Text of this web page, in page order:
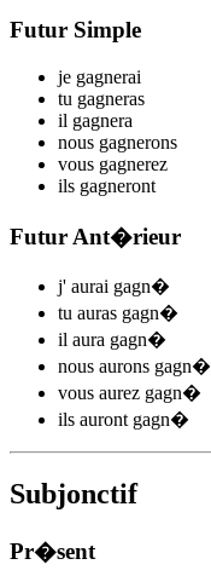
Futur Simple
je gagnerai
tu gagneras
il gagnera
nous gagnerons
vous gagnerez
ils gagneront
Futur Ant�rieur
j' aurai gagn�
tu auras gagn�
il aura gagn�
nous aurons gagn�
vous aurez gagn�
ils auront gagn�
Subjonctif
Pr�sent